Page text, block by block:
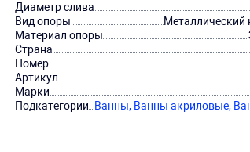
Диаметр слива
Вид опоры
Металлический
Материал опоры
Страна
Номер
Артикул
Марки
Подкатегории
Ванны, Ванны акриловые,